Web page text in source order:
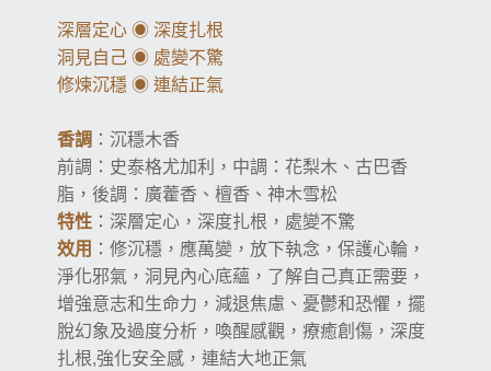
深層定心 ◉ 深度扎根
洞見自己 ◉ 處變不驚
修煉沉穩 ◉ 連結正氣
香調 ：沉穩木香
前調： 史泰格尤加利，中調：花梨木、古巴香
脂，後調：廣藿香、檀香、神木雪松
特性 ：深層定心， 深度扎根，處變不驚
效用 ：修沉穩，應萬變，放下執念，保護心輪，
淨化邪氣， 洞見內心底蘊， 了解自己真正需要，
增強意志和生命力，減退焦慮、憂鬱和恐懼，擺
脫幻象及過度分析，喚醒感觀，療癒創傷，深度
扎根,強化安全感，連結大地正氣